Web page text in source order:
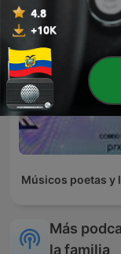
Músicos poetas y
Más
la familia